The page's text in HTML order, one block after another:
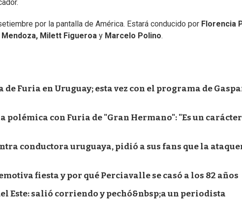
por la pantalla de América. Estará conducido por Florencia
Mendoza, Milett Figueroa y Marcelo Polino.
de Furia en Uruguay; esta vez con el programa de
polémica con Furia de "Gran Hermano": "Es un carácter
conductora uruguaya, pidió a sus fans que la
fiesta y por qué Perciavalle se casó a los 82 años
Este: salió corriendo y pechó&nbsp;a un periodista